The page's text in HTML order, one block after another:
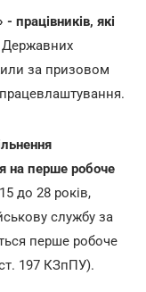
працівників, які
Державних
за призовом
працевлаштування.
на перше робоче
до 28 років,
службу за
перше робоче
197 КЗпПУ).